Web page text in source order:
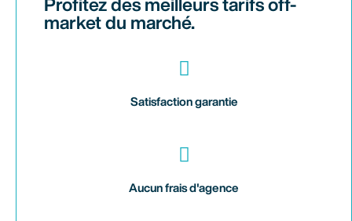
Profitez des meilleurs tarifs off-
market du marché.
Satisfaction garantie
Aucun frais d'agence